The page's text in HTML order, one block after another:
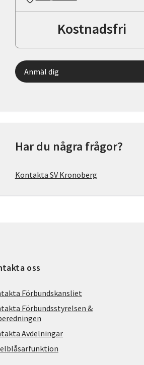
Kostnadsfri
Anmäl dig
Har du några frågor?
Kontakta SV Kronoberg
oss
Förbundskansliet
Förbundsstyrelsen &
Avdelningar